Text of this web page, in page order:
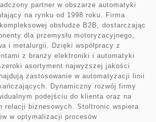
partner w obszarze automatyki
na rynku od 1998 roku. Firma
obsłudze B2B, dostarczając
dla przemysłu motoryzacyjnego,
i metalurgii. Dzięki współpracy z
z branży elektroniki i automatyki
asortyment najwyższej jakości
zastosowanie w automatyzacji linii
Dynamiczny rozwój firmy
podejściu do klienta oraz na
relacji biznesowych. Stoltronic wspiera
w optymalizacji procesów